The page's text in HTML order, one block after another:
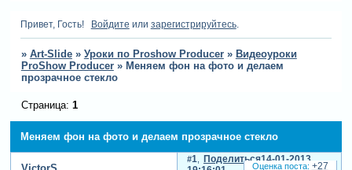
Привет, Гость! Войдите или зарегистрируйтесь.
» Art-Slide » Уроки по Proshow Producer » Видеоуроки
ProShow Producer » Меняем фон на фото и делаем
прозрачное стекло
Меняем фон на фото и делаем прозрачное стекло
Страница: 1
Поделиться
1
14-01-2013
+27